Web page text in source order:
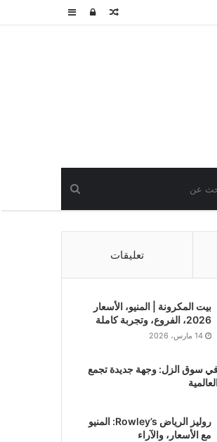
عمودتسجيلمقال
تعليقات
بيت المكرونة | المنيو، الأسعار
2026، الفروع، وتجربة كاملة
14 مارس، 2026
في سوق الزل: وجهة جديدة تجمع
روليز الرياض Rowley’s: المنيو
مع الأسعار، والآراء